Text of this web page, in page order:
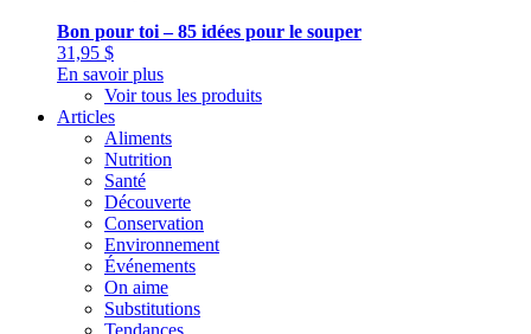
Bon pour toi – 85 idées pour le souper
31,95 $
En savoir plus
Voir tous les produits
Articles
Aliments
Nutrition
Santé
Découverte
Conservation
Environnement
Événements
On aime
Substitutions
Tendances